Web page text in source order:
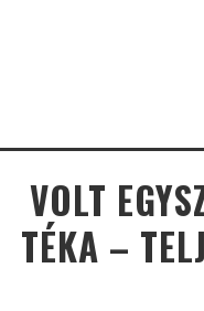
VOLT
TÉKA –